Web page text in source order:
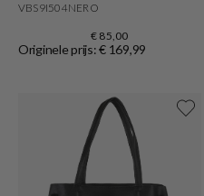
VBS9I504NERO
€ 85,00
Originele prijs: € 169,99